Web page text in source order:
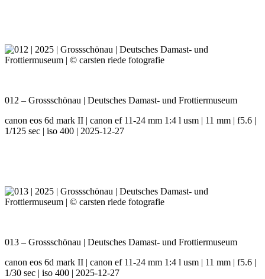
012 – Grossschönau | Deutsches Damast- und Frottiermuseum
canon eos 6d mark II | canon ef 11-24 mm 1:4 l usm | 11 mm | f5.6 |
1/125 sec | iso 400 | 2025-12-27
013 – Grossschönau | Deutsches Damast- und Frottiermuseum
canon eos 6d mark II | canon ef 11-24 mm 1:4 l usm | 11 mm | f5.6 |
1/30 sec | iso 400 | 2025-12-27